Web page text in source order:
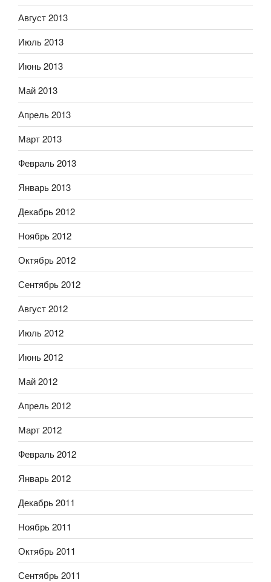
Август 2013
Июль 2013
Июнь 2013
Май 2013
Апрель 2013
Март 2013
Февраль 2013
Январь 2013
Декабрь 2012
Ноябрь 2012
Октябрь 2012
Сентябрь 2012
Август 2012
Июль 2012
Июнь 2012
Май 2012
Апрель 2012
Март 2012
Февраль 2012
Январь 2012
Декабрь 2011
Ноябрь 2011
Октябрь 2011
Сентябрь 2011